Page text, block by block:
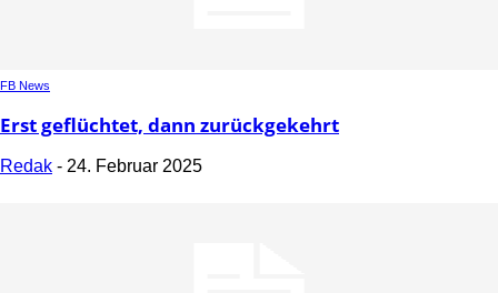
FB News
Erst geflüchtet, dann zurückgekehrt
Redak - 24. Februar 2025